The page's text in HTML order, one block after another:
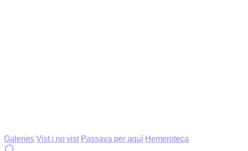
Galeries Vist i no vist Passava per aquí Hemeroteca